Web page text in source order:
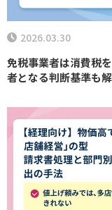
免税事業者は消費税
者となる判断基準も
2026.03.30